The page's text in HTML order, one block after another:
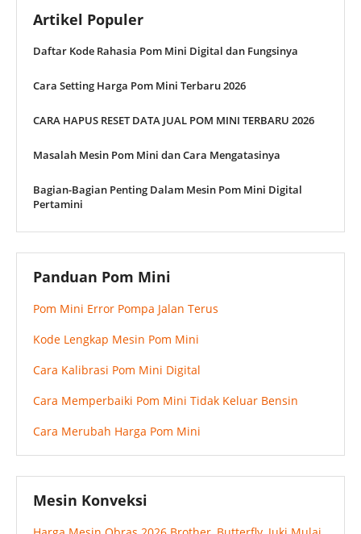
Artikel Populer
Daftar Kode Rahasia Pom Mini Digital dan Fungsinya
Cara Setting Harga Pom Mini Terbaru 2026
CARA HAPUS RESET DATA JUAL POM MINI TERBARU 2026
Masalah Mesin Pom Mini dan Cara Mengatasinya
Bagian-Bagian Penting Dalam Mesin Pom Mini Digital
Pertamini
Panduan Pom Mini
Pom Mini Error Pompa Jalan Terus
Kode Lengkap Mesin Pom Mini
Cara Kalibrasi Pom Mini Digital
Cara Memperbaiki Pom Mini Tidak Keluar Bensin
Cara Merubah Harga Pom Mini
Mesin Konveksi